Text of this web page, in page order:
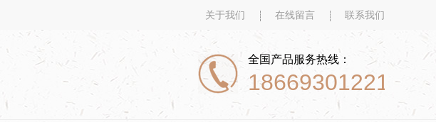
关于我们 在线留言 联系我们
全国产品服务热线：
18669301221